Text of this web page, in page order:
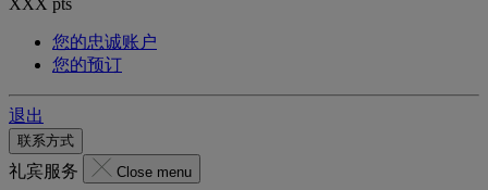
XXX pts
您的忠诚账户
您的预订
退出
联系方式
礼宾服务 Close menu